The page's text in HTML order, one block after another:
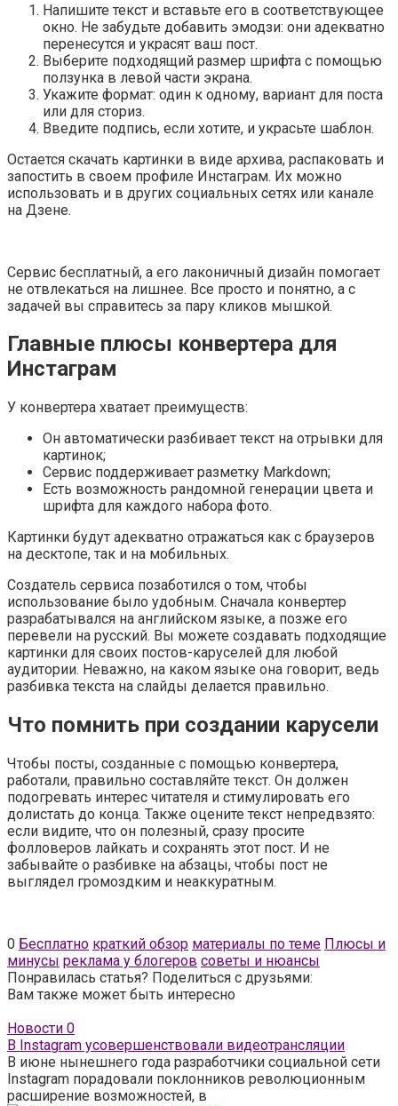
Напишите текст и вставьте его в соответствующее
окно. Не забудьте добавить эмодзи: они адекватно
перенесутся и украсят ваш пост.
Выберите подходящий размер шрифта с помощью
ползунка в левой части экрана.
Укажите формат: один к одному, вариант для поста
или для сториз.
Введите подпись, если хотите, и украсьте шаблон.
Остается скачать картинки в виде архива, распаковать и
запостить в своем профиле Инстаграм. Их можно
использовать и в других социальных сетях или канале
на Дзене.
Сервис бесплатный, а его лаконичный дизайн помогает
не отвлекаться на лишнее. Все просто и понятно, а с
задачей вы справитесь за пару кликов мышкой.
Главные плюсы конвертера для
Инстаграм
У конвертера хватает преимуществ:
Он автоматически разбивает текст на отрывки для
картинок;
Сервис поддерживает разметку Markdown;
Есть возможность рандомной генерации цвета и
шрифта для каждого набора фото.
Картинки будут адекватно отражаться как с браузеров
на десктопе, так и на мобильных.
Создатель сервиса позаботился о том, чтобы
использование было удобным. Сначала конвертер
разрабатывался на английском языке, а позже его
перевели на русский. Вы можете создавать подходящие
картинки для своих постов-каруселей для любой
аудитории. Неважно, на каком языке она говорит, ведь
разбивка текста на слайды делается правильно.
Что помнить при создании карусели
Чтобы посты, созданные с помощью конвертера,
работали, правильно составляйте текст. Он должен
подогревать интерес читателя и стимулировать его
долистать до конца. Также оцените текст непредвзято:
если видите, что он полезный, сразу просите
фолловеров лайкать и сохранять этот пост. И не
забывайте о разбивке на абзацы, чтобы пост не
выглядел громоздким и неаккуратным.
0 Бесплатно краткий обзор материалы по теме Плюсы и
минусы реклама у блогеров советы и нюансы
Понравилась статья? Поделиться с друзьями:
Вам также может быть интересно
Новости 0
В Instagram усовершенствовали видеотрансляции
В июне нынешнего года разработчики социальной сети
Instagram порадовали поклонников революционным
расширение возможностей, в